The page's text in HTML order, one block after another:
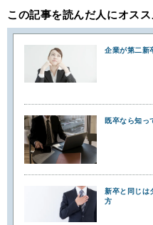
この記事を読んだ人にオス
企業が第二新
既卒なら知っ
新卒と同じは
方